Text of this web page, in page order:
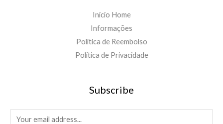
Inicio Home
Informações
Política de Reembolso
Política de Privacidade
Subscribe